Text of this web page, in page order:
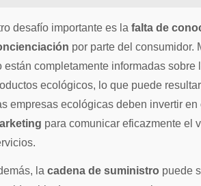
desafío importante es la falta de
por parte del consumidor.
están completamente informadas sobre
ecológicos, lo que puede
empresas ecológicas deben invertir en
para comunicar eficazmente el
la cadena de suministro puede